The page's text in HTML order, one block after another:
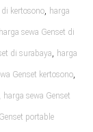
di kertosono, harga
harga sewa Genset di
di surabaya, harga
Genset kertosono,
harga sewa Genset
portable